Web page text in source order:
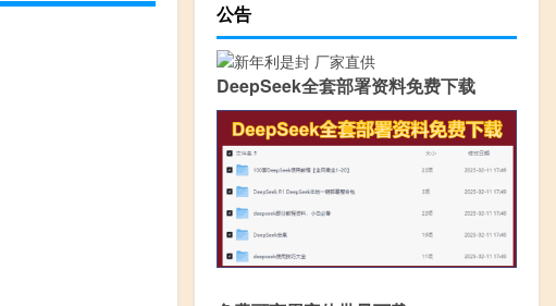
公告
DeepSeek全套部署资料免费下载